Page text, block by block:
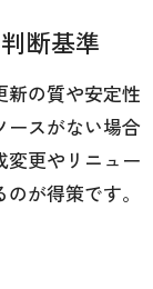
断基準
新の質や安定性
ースがない場合
変更やリニュー
が得策です。